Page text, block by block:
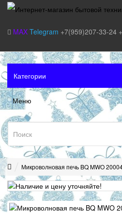
MAX Telegram +7(959)207-33-24
Категории
Меню
Микроволновая печь BQ MWO